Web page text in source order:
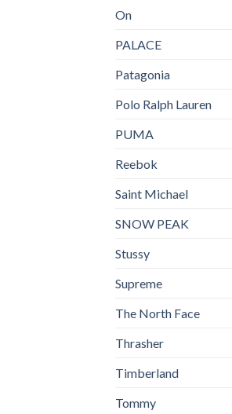
On
PALACE
Patagonia
Polo Ralph Lauren
PUMA
Reebok
Saint Michael
SNOW PEAK
Stussy
Supreme
The North Face
Thrasher
Timberland
Tommy